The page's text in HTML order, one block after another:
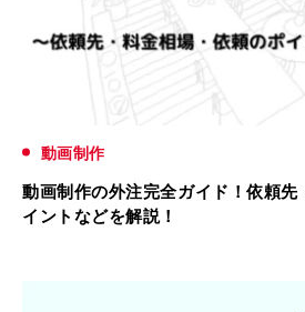
動画制作
動画制作の外注完全ガイド！依頼
イントなどを解説！